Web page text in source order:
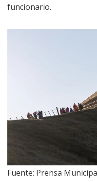
funcionario.
Fuente: Prensa